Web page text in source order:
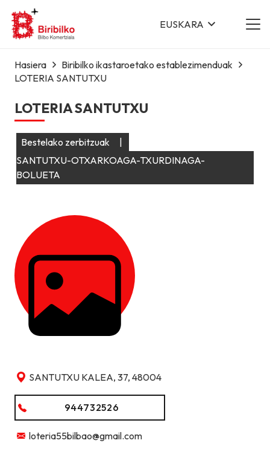
EUSKARA
Hasiera
Biribilko ikastaroetako establezimenduak
LOTERIA SANTUTXU
LOTERIA SANTUTXU
Bestelako zerbitzuak
|
SANTUTXU-OTXARKOAGA-TXURDINAGA-
BOLUETA
SANTUTXU KALEA, 37, 48004
944732526
loteria55bilbao@gmail.com